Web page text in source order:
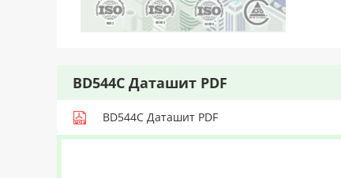
BD544C Даташит PDF
BD544C Даташит PDF